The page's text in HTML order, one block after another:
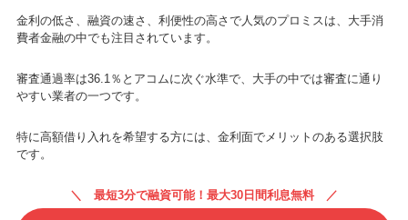
金利の低さ、融資の速さ、利便性の高さで人気のプロミスは、大手消
費者金融の中でも注目されています。
審査通過率は36.1％とアコムに次ぐ水準で、大手の中では審査に通り
やすい業者の一つです。
特に高額借り入れを希望する方には、金利面でメリットのある選択肢
です。
最短3分で融資可能！最大30日間利息無料